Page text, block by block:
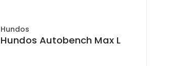
Hundos
Hundos Autobench Max L